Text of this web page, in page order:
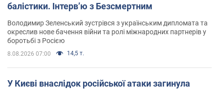
балістики. Інтерв’ю з Безсмертним
Володимир Зеленський зустрівся з українським дипломата та
окреслив нове бачення війни та ролі міжнародних партнерів у
боротьбі з Росією
8.08.2026 07:00 14,5 т.
У Києві внаслідок російської атаки загинула